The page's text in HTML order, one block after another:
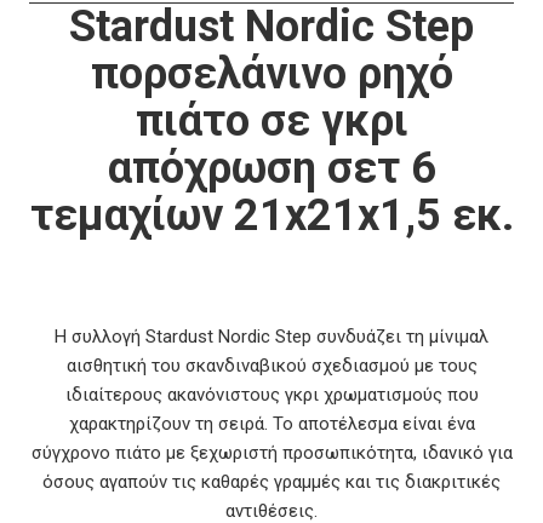
Stardust Nordic Step
πορσελάνινο ρηχό
πιάτο σε γκρι
απόχρωση σετ 6
τεμαχίων 21x21x1,5 εκ.
Η συλλογή Stardust Nordic Step συνδυάζει τη μίνιμαλ
αισθητική του σκανδιναβικού σχεδιασμού με τους
ιδιαίτερους ακανόνιστους γκρι χρωματισμούς που
χαρακτηρίζουν τη σειρά. Το αποτέλεσμα είναι ένα
σύγχρονο πιάτο με ξεχωριστή προσωπικότητα, ιδανικό για
όσους αγαπούν τις καθαρές γραμμές και τις διακριτικές
αντιθέσεις.